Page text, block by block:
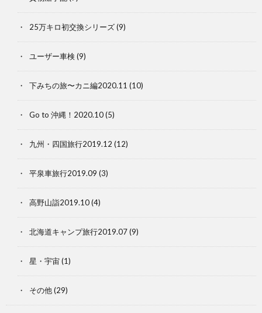
25万キロ初交換シリーズ(9)
ユーザー車検 (9)
下みちの旅〜カニ編2020.11 (10)
Go to 沖縄！2020.10(5)
九州・四国旅行2019.12 (12)
平泉車旅行2019.09 (3)
高野山詣2019.10(4)
北海道キャンプ旅行2019.07(9)
星・宇宙(1)
その他(29)